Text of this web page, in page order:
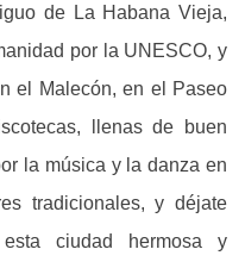
de La Habana Vieja,
por la UNESCO, y
el Malecón, en el Paseo
llenas de buen
la música y la danza en
tradicionales, y déjate
ciudad hermosa y